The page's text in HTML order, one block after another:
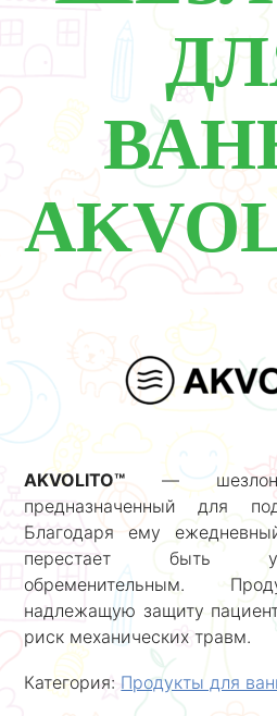
AKVOLITO™ —
предназначенный для
Благодаря ему
перестает быть
обременительным.
надлежащую защиту
риск механических травм.
Категория: Продукты для